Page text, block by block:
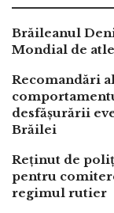
Brăileanul
Mondial de
Recomandări
desfășurării
Brăilei
Reținut de
pentru
regimul rutier